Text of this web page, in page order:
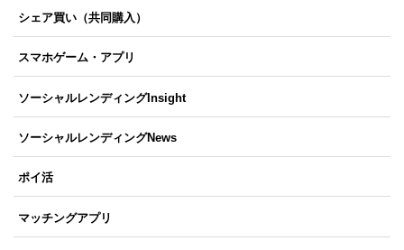
シェア買い（共同購入）
スマホゲーム・アプリ
ソーシャルレンディングInsight
ソーシャルレンディングNews
ポイ活
マッチングアプリ